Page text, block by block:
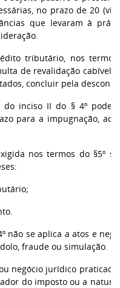
no prazo de 20
que levaram à
tributário, nos
de revalidação cabível,
concluir pela
do inciso II do § 4º
para a impugnação,
nos termos do §5º
não se aplica a atos e
fraude ou simulação.
negócio jurídico
do imposto ou a